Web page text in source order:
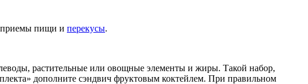
приемы пищи и перекусы.
растительные или овощные элементы и жиры. Такой набор,
дополните сэндвич фруктовым коктейлем. При правильном